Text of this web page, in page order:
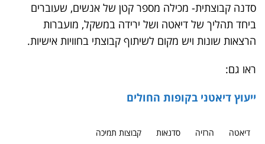
סדנה קבוצתית- מכילה מספר קטן של אנשים, שעוברים
ביחד תהליך של דיאטה ושל ירידה במשקל, מועברות
הרצאות שונות ויש מקום לשיתוף קבוצתי בחוויות אישיות.
ראו גם:
ייעוץ דיאטני בקופות החולים
דיאטה הרזיה סדנאות קבוצות תמיכה